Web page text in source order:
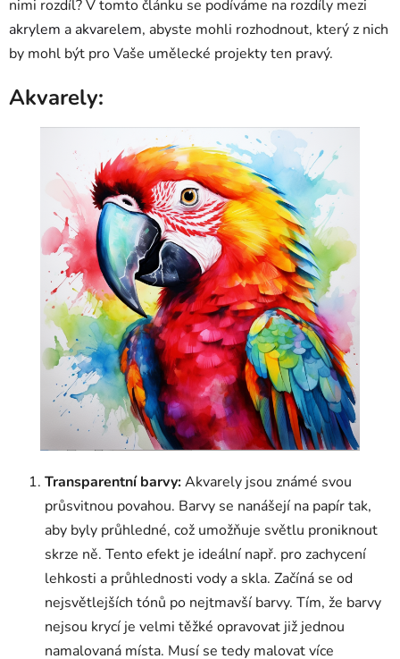
nimi rozdíl? V tomto článku se podíváme na rozdíly mezi
akrylem a akvarelem, abyste mohli rozhodnout, který z nich
by mohl být pro Vaše umělecké projekty ten pravý.
Akvarely:
Transparentní barvy:Akvarely jsou známé svou
průsvitnou povahou. Barvy se nanášejí na papír tak,
aby byly průhledné, což umožňuje světlu proniknout
skrze ně. Tento efekt je ideální např. pro zachycení
lehkosti a průhlednosti vody a skla. Začíná se od
nejsvětlejších tónů po nejtmavší barvy. Tím, že barvy
nejsou krycí je velmi těžké opravovat již jednou
namalovaná místa. Musí se tedy malovat více